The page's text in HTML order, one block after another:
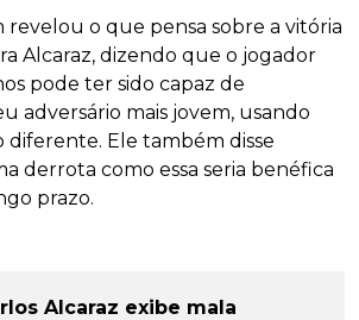
o que pensa sobre a vitória
Alcaraz, dizendo que o jogador
pode ter sido capaz de
adversário mais jovem, usando
diferente. Ele também disse
derrota como essa seria benéfica
prazo.
Alcaraz exibe mala